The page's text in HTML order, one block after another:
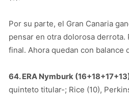
Por su parte, el Gran Canaria
pensar en otra dolorosa
final. Ahora quedan con balance
64. ERA Nymburk
quinteto titular-; Rice (10),